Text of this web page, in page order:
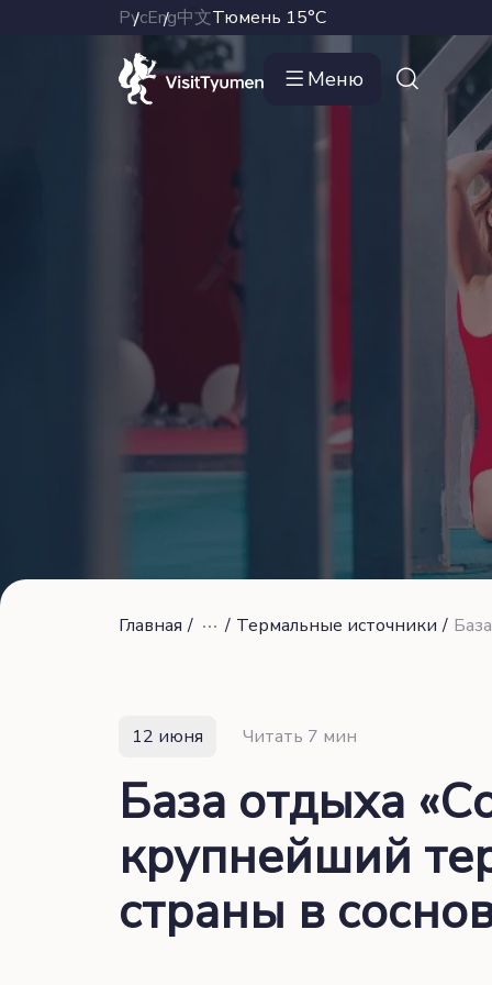
РусEng中文Тюмень 15°C
Меню
Главная / / Термальные источники /
12 июня Читать 7 мин
База отдыха
крупнейший
страны в